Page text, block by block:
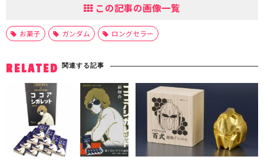
この記事の画像一覧
お菓子 ガンダム ロングセラー
RELATED 関連する記事